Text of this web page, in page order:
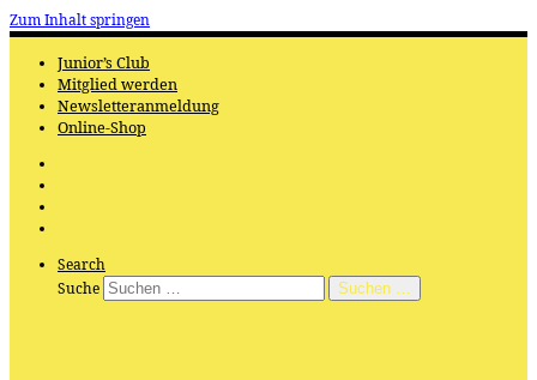
Zum Inhalt springen
Junior’s Club
Mitglied werden
Newsletteranmeldung
Online-Shop
Search
Suche
Suchen …